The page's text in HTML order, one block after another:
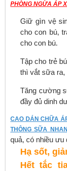
PHÒNG NGỪA ÁP
Giữ gìn vệ
cho con bú,
cho con bú.
Tập cho trẻ
thì vắt sữa ra,
Tăng cường
đầy đủ dinh
CAO DÁN CHỮA
THÔNG SỮA
quả, có nhiều ưu
Hạ sốt,
Hết tắc